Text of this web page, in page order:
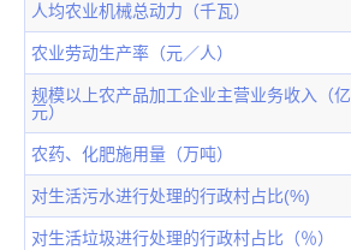
人均农业机械总动力（千瓦）
农业劳动生产率（元／人）
规模以上农产品加工企业主营业务收入（亿
元）
农药、化肥施用量（万吨）
对生活污水进行处理的行政村占比(%)
对生活垃圾进行处理的行政村占比（％）